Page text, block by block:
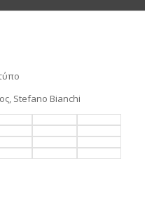
Stefano Bianchi